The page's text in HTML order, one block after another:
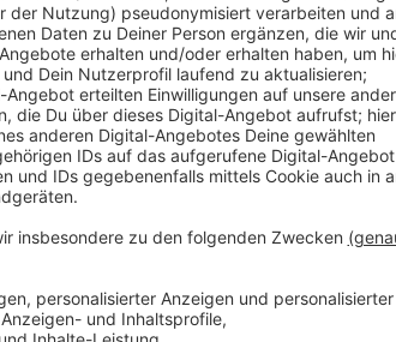
Hendrik Frost
Das zufälligste Wissen der
mit
Wissen der Welt mit